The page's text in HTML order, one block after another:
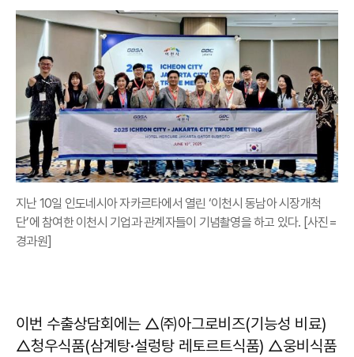
지난 10일 인도네시아 자카르타에서 열린 ‘이천시 동남아 시장개척
단’에 참여한 이천시 기업과 관계자들이 기념촬영을 하고 있다. [사진=
경과원]
이번 수출상담회에는 △㈜아그로비즈(기능성 비료)
△청우식품(삼계탕·설렁탕 레토르트식품) △웅비식품